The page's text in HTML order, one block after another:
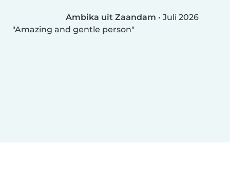
Ambika uit Zaandam • Juli 2026
Amazing and gentle person